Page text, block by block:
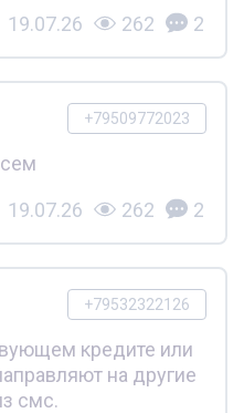
19.07.26 262 2
+79509772023
19.07.26 262 2
+79532322126
кредите или
на другие
смс.